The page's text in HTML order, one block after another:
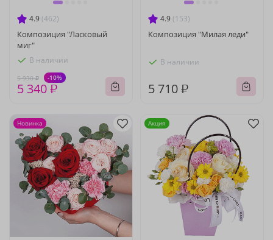
4.9 (462)
Композиция "Ласковый
миг"
В наличии
5 930 ₽ -10%
5 340 ₽
4.9 (153)
Композиция "Милая леди"
В наличии
5 710 ₽
Новинка Акция